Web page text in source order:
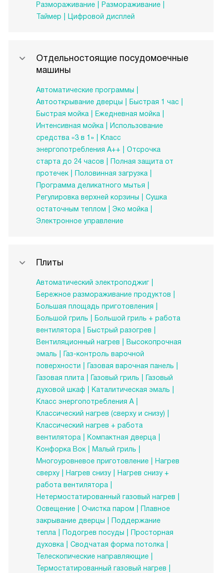
Размораживание
Размораживание
Таймер
Цифровой дисплей
Отдельностоящие посудомоечные
машины
Автоматические программы
Автооткрывание дверцы
Быстрая 1 час
Быстрая мойка
Ежедневная мойка
Интенсивная мойка
Использование
средства «3 в 1»
Класс
энергопотребления A++
Отсрочка
старта до 24 часов
Полная защита от
протечек
Половинная загрузка
Программа деликатного мытья
Регулировка верхней корзины
Сушка
остаточным теплом
Эко мойка
Электронное управление
Плиты
Автоматический электроподжиг
Бережное размораживание продуктов
Большая площадь приготовления
Большой гриль
Большой гриль + работа
вентилятора
Быстрый разогрев
Вентиляционный нагрев
Высокопрочная
эмаль
Газ-контроль варочной
поверхности
Газовая варочная панель
Газовая плита
Газовый гриль
Газовый
духовой шкаф
Каталитическая эмаль
Класс энергопотребления А
Классический нагрев (сверху и снизу)
Классический нагрев + работа
вентилятора
Компактная дверца
Конфорка Вок
Малый гриль
Многоуровневое приготовление
Нагрев
сверху
Нагрев снизу
Нагрев снизу +
работа вентилятора
Нетермостатированный газовый нагрев
Освещение
Очистка паром
Плавное
закрывание дверцы
Поддержание
тепла
Подогрев посуды
Просторная
духовка
Сводчатая форма потолка
Телескопические направляющие
Термостатированный газовый нагрев